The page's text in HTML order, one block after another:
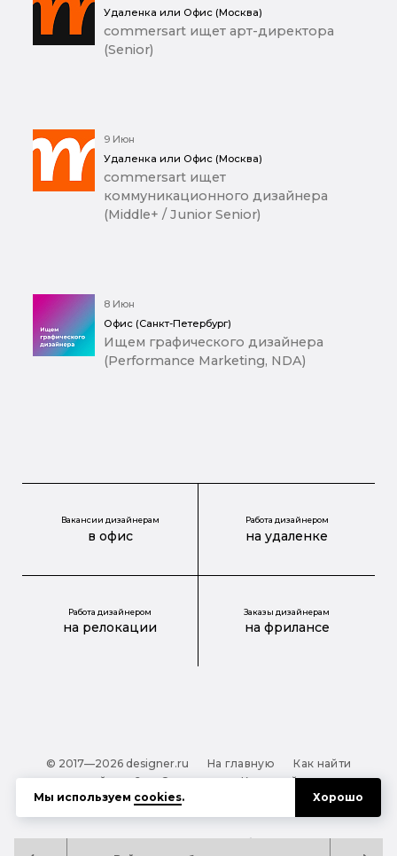
Удаленка или Офис (Москва)
commersart ищет арт-директора
(Senior)
9 Июн
Удаленка или Офис (Москва)
commersart ищет
коммуникационного дизайнера
(Middle+ / Junior Senior)
8 Июн
Офис (Санкт-Петербург)
Ищем графического дизайнера
(Performance Marketing, NDA)
Вакансии дизайнерам
в офис
Работа дизайнером
на удаленке
Работа дизайнером
на релокации
Заказы дизайнерам
на фрилансе
© 2017—2026 designer.ru На главную
Как найти
дизайнера?
О проекте
Карта сайта
Обработка персональных данных
Файлы cookie
Мы используем cookies. Хорошо